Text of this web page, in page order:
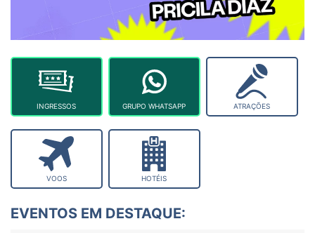
INGRESSOS GRUPO WHATSAPP ATRAÇÕES
VOOS HOTÉIS
EVENTOS EM DESTAQUE: